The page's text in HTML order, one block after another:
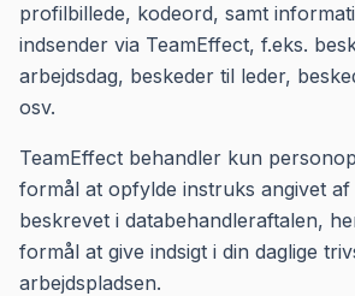
profilbillede, kodeord, samt
indsender via TeamEffect, f.eks.
arbejdsdag, beskeder til leder,
osv.
TeamEffect behandler kun
formål at opfylde instruks angivet
beskrevet i databehandleraftalen,
formål at give indsigt i din daglige
arbejdspladsen.